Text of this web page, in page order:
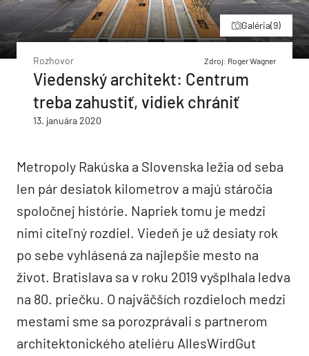
Galéria(9)
Rozhovor Zdroj: Roger Wagner
Viedenský architekt: Centrum
treba zahustiť, vidiek chrániť
13. januára 2020
Metropoly Rakúska a Slovenska ležia od seba
len pár desiatok kilometrov a majú stáročia
spoločnej histórie. Napriek tomu je medzi
nimi citeľný rozdiel. Viedeň je už desiaty rok
po sebe vyhlásená za najlepšie mesto na
život. Bratislava sa v roku 2019 vyšplhala ledva
na 80. priečku. O najväčších rozdieloch medzi
mestami sme sa porozprávali s partnerom
architektonického ateliéru AllesWirdGut